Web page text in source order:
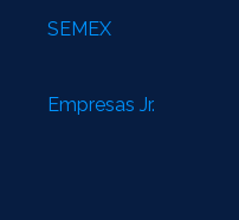
SEMEX
Empresas Jr.